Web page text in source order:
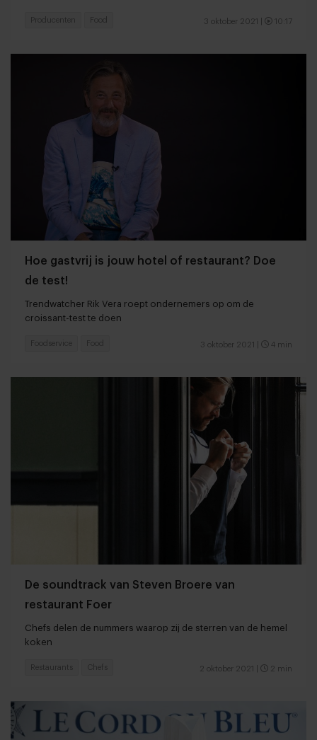
3 oktober 2021 10:17
Producenten Food
Hoe gastvrij is jouw hotel of restaurant? Doe
de test!
Trendwatcher Rik Vera roept ondernemers op om de
croissant-test te doen
3 oktober 2021 4 min
Foodservice Food
De soundtrack van Steven Broere van
restaurant Foer
Chefs delen de nummers waarop zij de sterren van de hemel
koken
2 oktober 2021 2 min
Restaurants Chefs